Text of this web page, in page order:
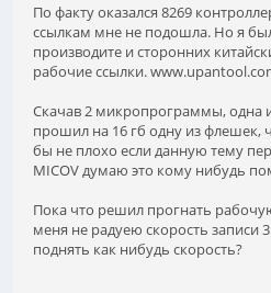
По факту оказался 8269
ссылкам мне не подошла. Но я
производите и сторонних
рабочие ссылки.
Скачав 2 микропрограммы, одна
прошил на 16 гб одну из флешек,
бы не плохо если данную тему
MICOV думаю это кому нибудь
Пока что решил прогнать
меня не радуею скорость записи
поднять как нибудь скорость?